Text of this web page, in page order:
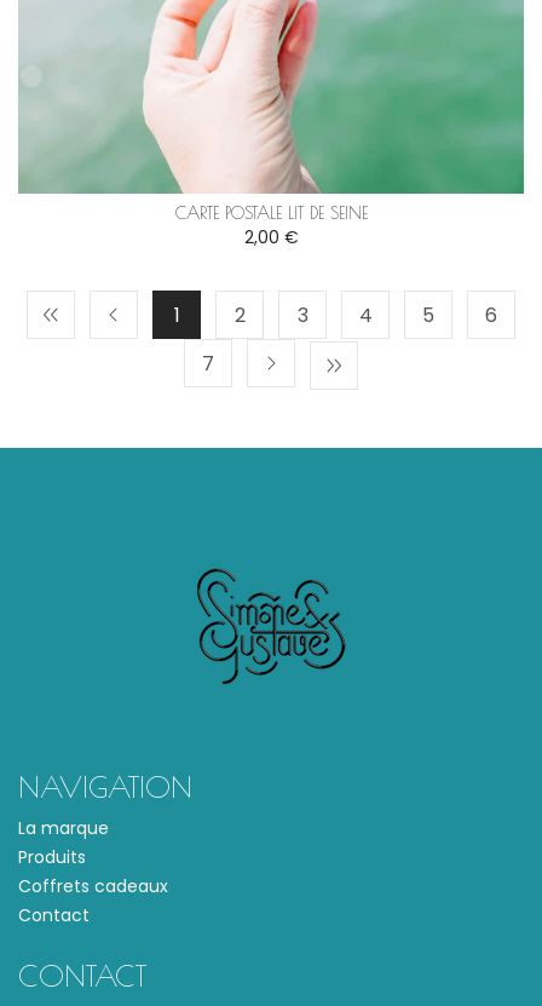
CARTE POSTALE LIT DE SEINE
2,00 €
1 2 3 4 5
6
7
NAVIGATION
La marque
Produits
Coffrets cadeaux
Contact
CONTACT